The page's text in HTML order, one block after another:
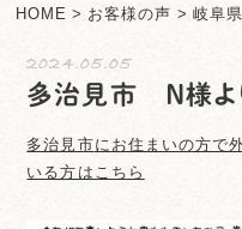
HOME > お客様の声 > 岐阜県
2024.05.05
多治見市 N様よ
多治見市にお住まいの方で
いる方はこちら